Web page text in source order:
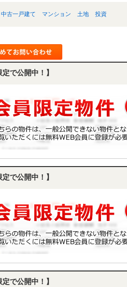
中古一戸建て マンション 土地 投資
定で公開中！】
定で公開中！】
定で公開中！】